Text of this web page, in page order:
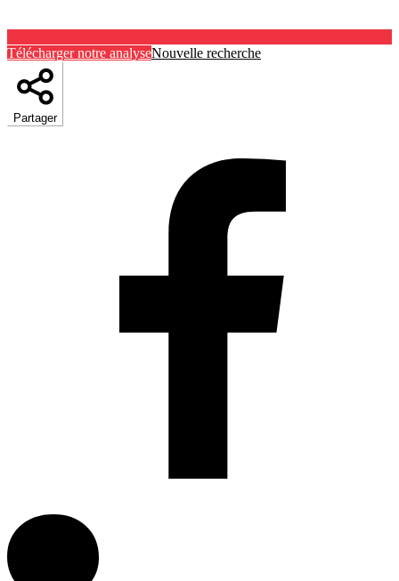
Télécharger notre analyseNouvelle recherche
Partager